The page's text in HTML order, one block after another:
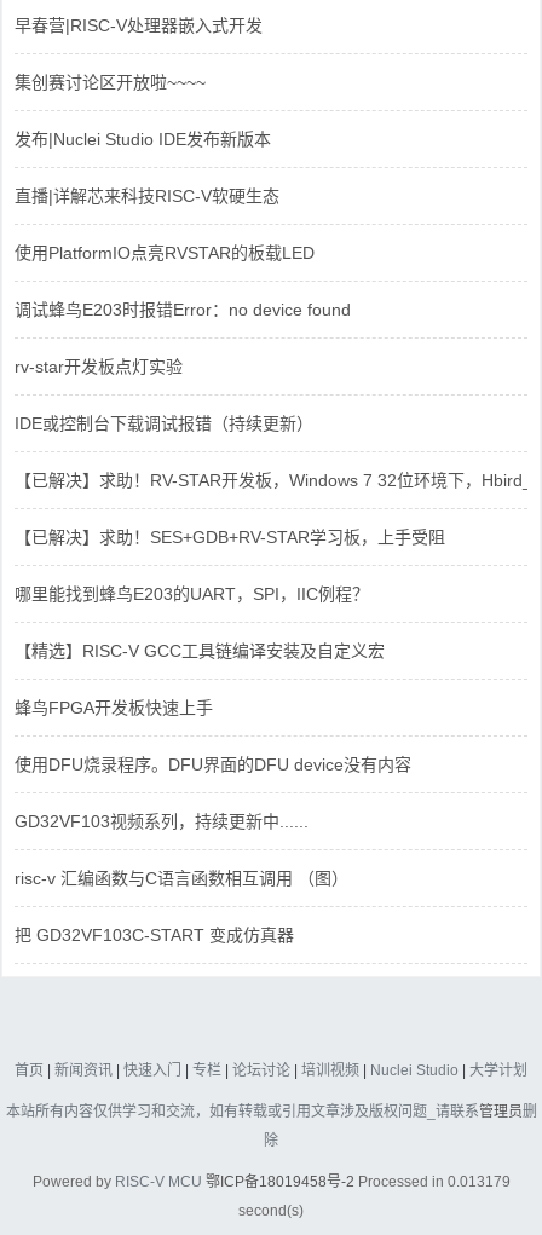
早春营|RISC-V处理器嵌入式开发
集创赛讨论区开放啦~~~~
发布|Nuclei Studio IDE发布新版本
直播|详解芯来科技RISC-V软硬生态
使用PlatformIO点亮RVSTAR的板载LED
调试蜂鸟E203时报错Error：no device found
rv-star开发板点灯实验
IDE或控制台下载调试报错（持续更新）
【已解决】求助！RV-STAR开发板，Windows 7 32位环境下，
【已解决】求助！SES+GDB+RV-STAR学习板，上手受阻
哪里能找到蜂鸟E203的UART，SPI，IIC例程？
【精选】RISC-V GCC工具链编译安装及自定义宏
蜂鸟FPGA开发板快速上手
使用DFU烧录程序。DFU界面的DFU device没有内容
GD32VF103视频系列，持续更新中......
risc-v 汇编函数与C语言函数相互调用 （图）
把 GD32VF103C-START 变成仿真器
首页 | 新闻资讯 | 快速入门 | 专栏 | 论坛讨论 | 培训视频 | Nuclei Studio | 大学计划
本站所有内容仅供学习和交流，如有转载或引用文章涉及版权问题_请联系管理员删
除
Powered by RISC-V MCU 鄂ICP备18019458号-2 Processed in 0.013179
second(s)